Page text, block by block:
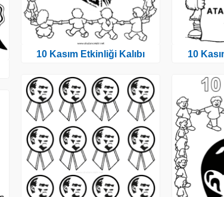
10 Kasım Etkinliği Kalıbı 10